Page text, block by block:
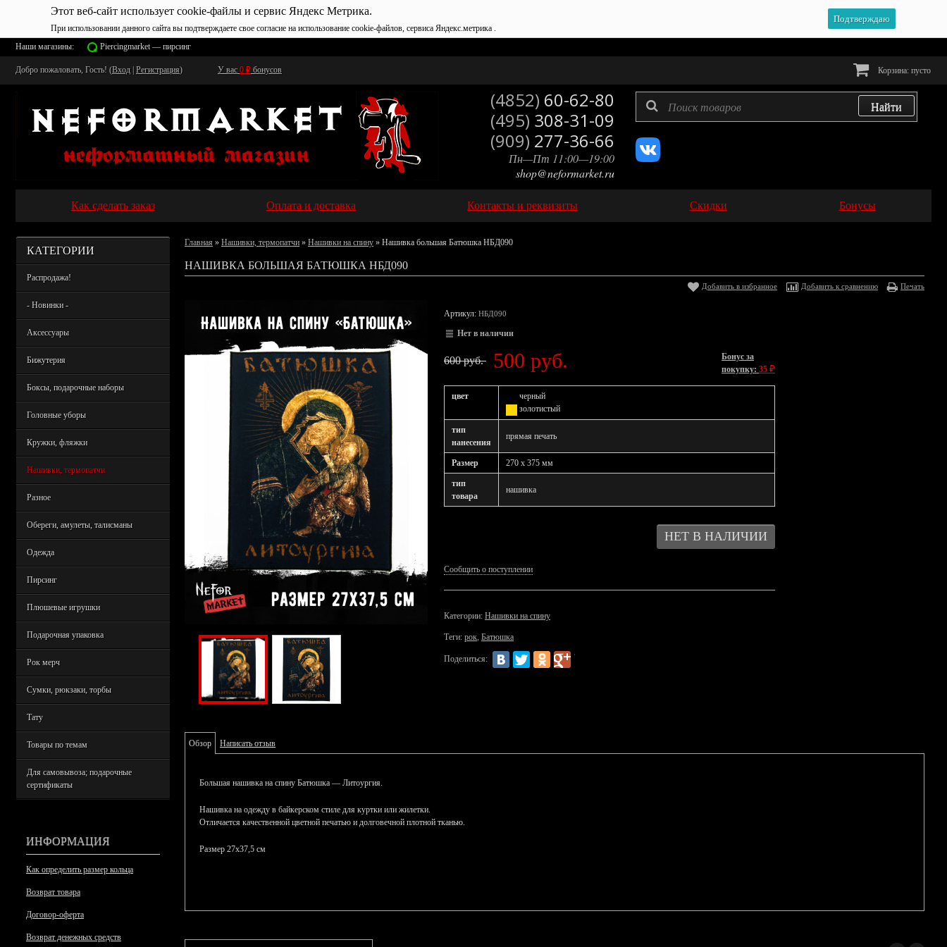
Этот веб-сайт использует cookie-файлы и сервис Яндекс Метрика.
При использовании данного сайта вы подтверждаете свое согласие на использование cookie-файлов, сервиса Яндекс.метрика .
Подтверждаю
Наши магазины: Piercingmarket — пирсинг
Добро пожаловать, Гость! (Вход Регистрация) У вас 0 ₽ бонусов Корзина: пусто
(4852) 60-62-80
(495) 308-31-09
(909) 277-36-66
Пн—Пт 11:00—19:00
shop@neformarket.ru
Как сделать заказ Оплата и доставка Контакты и реквизиты Скидки Бонусы
КАТЕГОРИИ
Распродажа!
- Новинки -
Аксессуары
Бижутерия
Боксы, подарочные наборы
Головные уборы
Кружки, фляжки
Нашивки, термопатчи
Разное
Обереги, амулеты, талисманы
Одежда
Пирсинг
Плюшевые игрушки
Подарочная упаковка
Рок мерч
Сумки, рюкзаки, торбы
Тату
Товары по темам
Для самовывоза; подарочные
сертификаты
ИНФОРМАЦИЯ
Как определить размер кольца
Возврат товара
Договор-оферта
Возврат денежных средств
Главная » Нашивки, термопатчи » Нашивки на спину » Нашивка большая Батюшка НБД090
НАШИВКА БОЛЬШАЯ БАТЮШКА НБД090
Добавить в избранное Добавить к сравнению Печать
Артикул: НБД090
Нет в наличии
600 руб. 500 руб.
Бонус за
покупку: 35 ₽
цвет
черный
золотистый
тип
нанесения
прямая печать
Размер 270 x 375 мм
тип
товара
нашивка
Сообщить о поступлении
Категории: Нашивки на спину
Теги: рок, Батюшка
Поделиться:
Обзор Написать отзыв
Большая нашивка на спину Батюшка — Литоургия.
Нашивка на одежду в байкерском стиле для куртки или жилетки.
Отличается качественной цветной печатью и долговечной плотной тканью.
Размер 27х37,5 см